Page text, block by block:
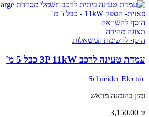
הוסף להשוואה
תצוגה מהירה
הוסף לרשימת המשאלות
עמדת טעינה לרכב 3P 11kW כבל 5 מ'
Schneider Electric
זמין בהזמנה מראש
3,150.00 ₪